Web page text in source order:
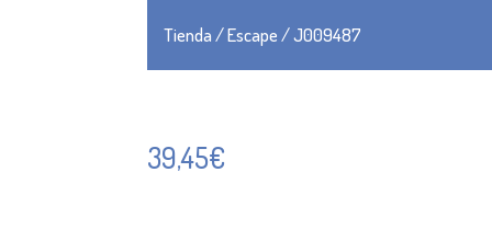
Tienda/Escape/ J009487
39,45€